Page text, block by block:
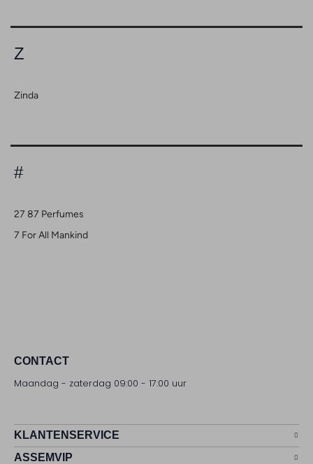
Z
Zinda
#
27 87 Perfumes
7 For All Mankind
CONTACT
Maandag - zaterdag 09:00 - 17:00 uur
KLANTENSERVICE
ASSEMVIP